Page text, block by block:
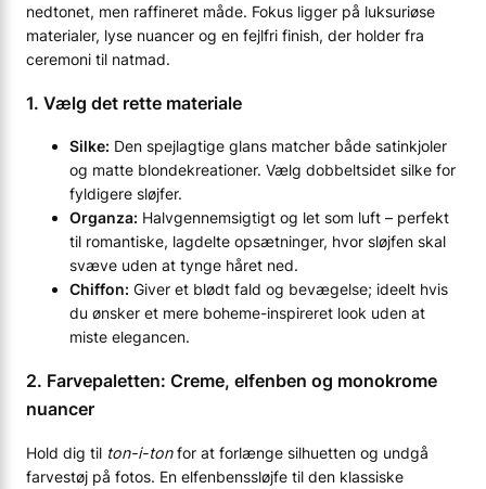
nedtonet, men raffineret måde. Fokus ligger på luksuriøse
materialer, lyse nuancer og en fejlfri finish, der holder fra
ceremoni til natmad.
1. Vælg det rette materiale
Silke: Den spejlagtige glans matcher både satinkjoler
og matte blondekreationer. Vælg dobbeltsidet silke for
fyldigere sløjfer.
Organza: Halvgennemsigtigt og let som luft – perfekt
til romantiske, lagdelte opsætninger, hvor sløjfen skal
svæve uden at tynge håret ned.
Chiffon: Giver et blødt fald og bevægelse; ideelt hvis
du ønsker et mere boheme-inspireret look uden at
miste elegancen.
2. Farvepaletten: Creme, elfenben og monokrome
nuancer
Hold dig til ton-i-tonfor at forlænge silhuetten og undgå
farvestøj på fotos. En elfenbenssløjfe til den klassiske